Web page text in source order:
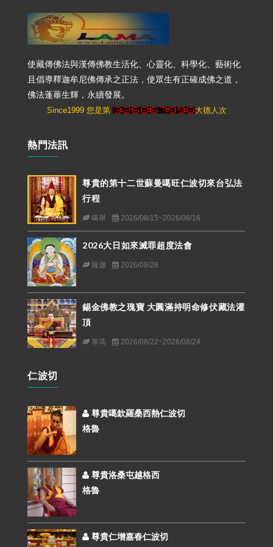
使藏傳佛法與漢傳佛教生活化、心靈化、科學化、藝術化
且倡導釋迦牟尼佛傳承之正法，使眾生有正確成佛之道，
佛法蓬蓽生輝，永續發展。
Since1999 您是第 大德人次
熱門法訊
尊貴的第十二世蘇曼噶旺仁波切來台弘法
行程
噶舉 2026/08/15~2026/08/16
2026大日如來滅罪超度法會
薩迦 2026/08/28
錫金佛教之瑰寶 大圓滿持明命修伏藏法灌
頂
寧瑪 2026/08/22~2026/08/24
仁波切
尊貴噶欽羅桑西熱仁波切
格魯
尊貴洛桑屯越格西
格魯
尊貴仁增嘉春仁波切